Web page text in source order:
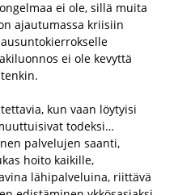
ei ole, sillä muita
ajautumassa kriisiin
ei ole kevyttä
kun vaan löytyisi
todeksi…
palvelujen saanti,
hoito kaikille,
lähipalveluina, riittävä